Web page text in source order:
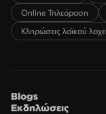
Online Τηλεόραση
Κληρώσεις λαϊκού
Blogs
Εκδηλώσεις